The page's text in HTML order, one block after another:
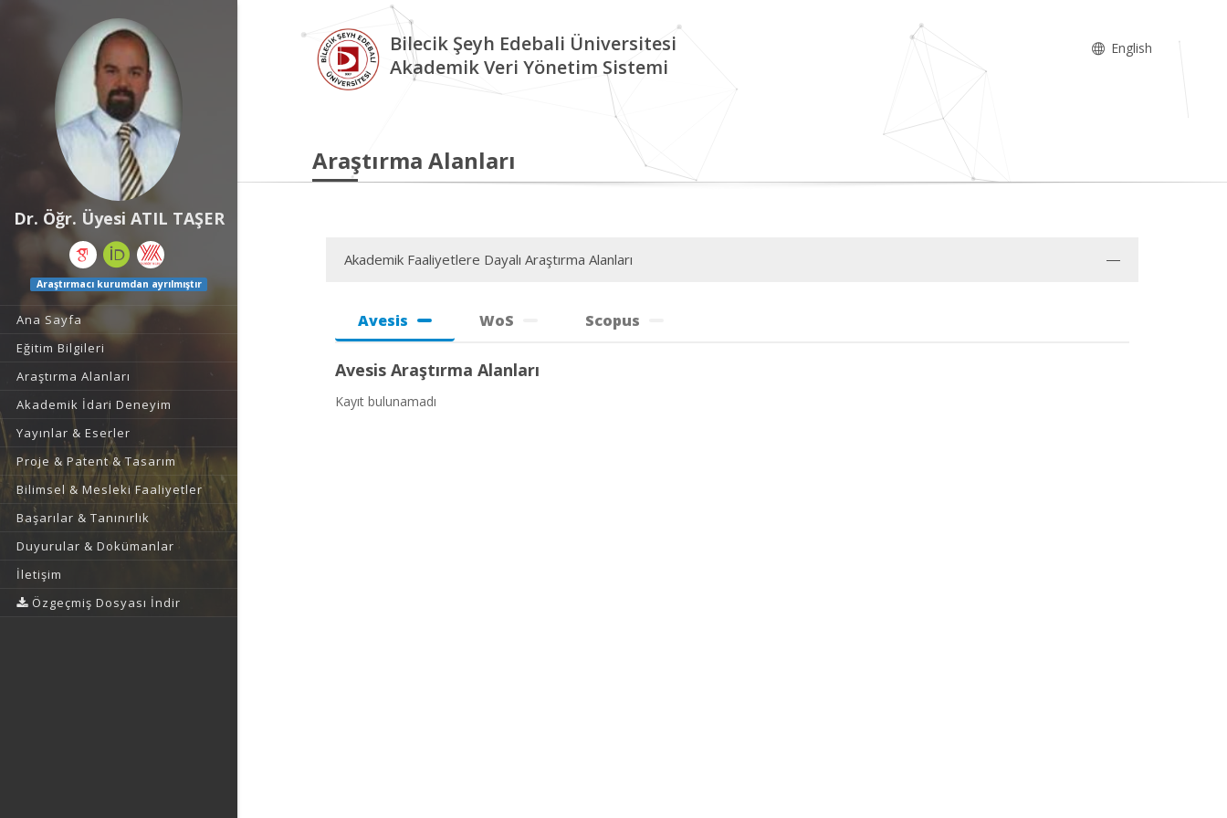
Dr. Öğr. Üyesi ATIL TAŞER
Araştırmacı kurumdan ayrılmıştır
Ana Sayfa
Eğitim Bilgileri
Araştırma Alanları
Akademik İdari Deneyim
Yayınlar & Eserler
Proje & Patent & Tasarım
Bilimsel & Mesleki Faaliyetler
Başarılar & Tanınırlık
Duyurular & Dokümanlar
İletişim
Özgeçmiş Dosyası İndir
Bilecik Şeyh Edebali Üniversitesi
Akademik Veri Yönetim Sistemi
English
Araştırma Alanları
Akademik Faaliyetlere Dayalı Araştırma Alanları
Avesis WoS Scopus
Avesis Araştırma Alanları
Kayıt bulunamadı